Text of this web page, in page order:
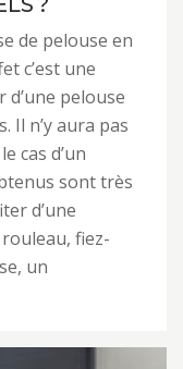
de pelouse en
c’est une
pelouse
Il n’y aura pas
cas d’un
sont très
d’une
fiez-
un